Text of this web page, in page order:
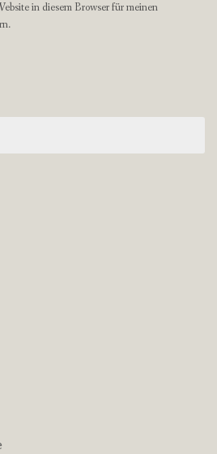
in diesem Browser für meinen